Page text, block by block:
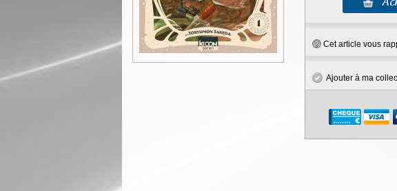
Cet article vous
Ajouter à ma